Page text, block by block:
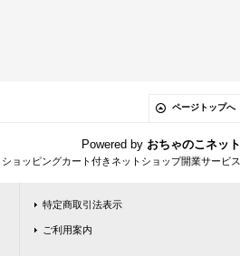
ページトップへ
Powered by おちゃのこネット
ョッピングカート付きネットショップ開業サービス
特定商取引法表示
ご利用案内